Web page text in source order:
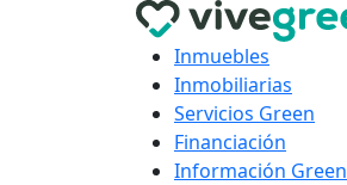
Inmuebles
Inmobiliarias
Servicios Green
Financiación
Información Green